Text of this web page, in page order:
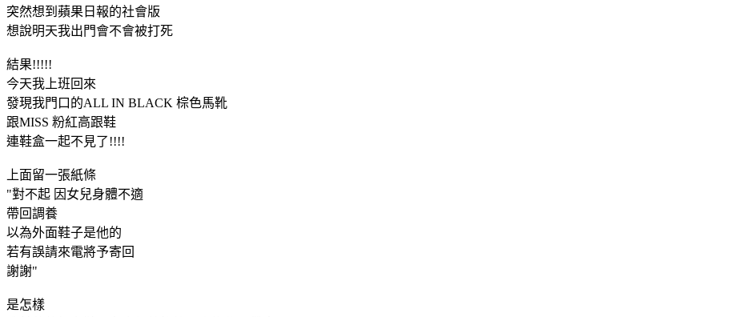
突然想到蘋果日報的社會版
想說明天我出門會不會被打死
結果!!!!!
今天我上班回來
發現我門口的ALL IN BLACK 棕色馬靴
跟MISS 粉紅高跟鞋
連鞋盒一起不見了!!!!
上面留一張紙條
"對不起 因女兒身體不適
帶回調養
以為外面鞋子是他的
若有誤請來電將予寄回
謝謝"
是怎樣